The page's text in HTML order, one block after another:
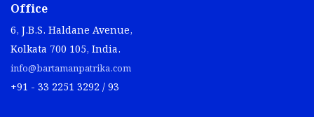
Office
6, J.B.S. Haldane Avenue,
Kolkata 700 105, India.
info@bartamanpatrika.com
+91 - 33 2251 3292 / 93